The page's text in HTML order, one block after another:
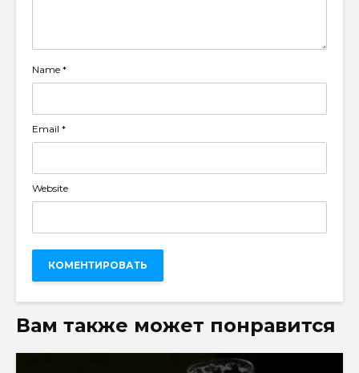
Name *
Email *
Website
Вам также может понравится